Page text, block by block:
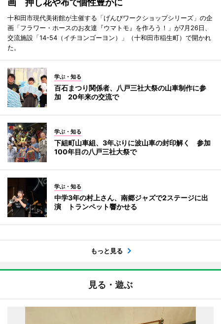
十和田市現代美術館が主催する「げんびワークショップシリーズ」の企
画「フラワー・ホースのお友達『ウマトモ』を作ろう！」が7月26日、
交流施設「14-54（イチヨンゴーヨン）」（十和田市稲生町）で開かれ
た。
学ぶ・知る
百石まつり関係者、八戸三社大祭の山車制作に参
加 20年来の交流で
学ぶ・知る
下組町山車組、3年ぶりに波山車の封印解く 参加
100年目の八戸三社大祭で
学ぶ・知る
中学3年の村上さん、南郷ジャズで2ステージに出
演 トランペット響かせる
もっと見る
見る・遊ぶ